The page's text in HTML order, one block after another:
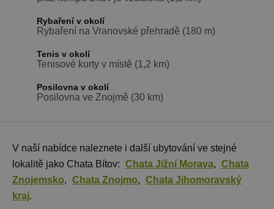
Rybaření v okolí
Rybaření na Vranovské přehradě (180 m)
Tenis v okolí
Tenisové kurty v místě (1,2 km)
Posilovna v okolí
Posilovna ve Znojmě (30 km)
V naší nabídce naleznete i další ubytování ve stejné
lokalitě jako Chata Bítov: Chata Jižní Morava, Chata
Znojemsko, Chata Znojmo, Chata Jihomoravský
kraj.